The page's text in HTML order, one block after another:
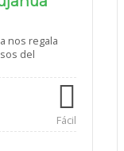
nos regala
del
Fácil